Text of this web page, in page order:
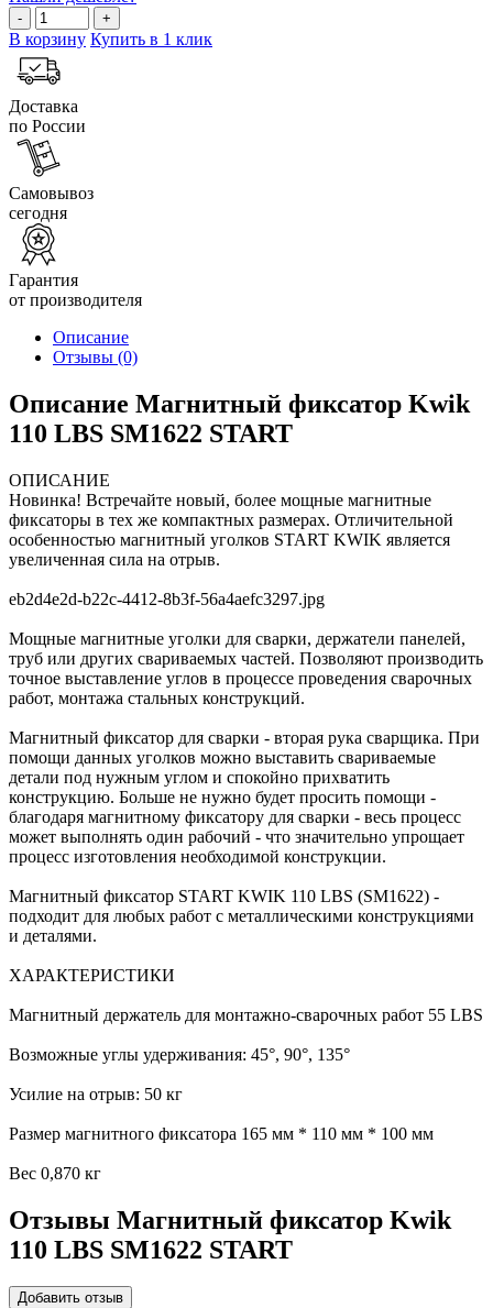
- +
В корзину Купить в 1 клик
Доставка
по России
Самовывоз
сегодня
Гарантия
от производителя
Описание
Отзывы (0)
Описание Магнитный фиксатор Kwik
110 LBS SM1622 START
ОПИСАНИЕ
Новинка! Встречайте новый, более мощные магнитные
фиксаторы в тех же компактных размерах. Отличительной
особенностью магнитный уголков START KWIK является
увеличенная сила на отрыв.
eb2d4e2d-b22c-4412-8b3f-56a4aefc3297.jpg
Мощные магнитные уголки для сварки, держатели панелей,
труб или других свариваемых частей. Позволяют производить
точное выставление углов в процессе проведения сварочных
работ, монтажа стальных конструкций.
Магнитный фиксатор для сварки - вторая рука сварщика. При
помощи данных уголков можно выставить свариваемые
детали под нужным углом и спокойно прихватить
конструкцию. Больше не нужно будет просить помощи -
благодаря магнитному фиксатору для сварки - весь процесс
может выполнять один рабочий - что значительно упрощает
процесс изготовления необходимой конструкции.
Магнитный фиксатор START KWIK 110 LBS (SM1622) -
подходит для любых работ с металлическими конструкциями
и деталями.
ХАРАКТЕРИСТИКИ
Магнитный держатель для монтажно-сварочных работ 55 LBS
Возможные углы удерживания: 45°, 90°, 135°
Усилие на отрыв: 50 кг
Размер магнитного фиксатора 165 мм * 110 мм * 100 мм
Вес 0,870 кг
Отзывы Магнитный фиксатор Kwik
110 LBS SM1622 START
Добавить отзыв